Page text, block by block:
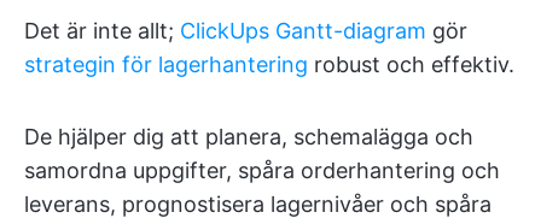
Det är inte allt; ClickUps Gantt-diagram gör
strategin för lagerhantering robust och effektiv.
De hjälper dig att planera, schemalägga och
samordna uppgifter, spåra orderhantering och
leverans, prognostisera lagernivåer och spåra